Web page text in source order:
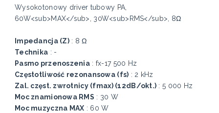
Wysokotonowy driver tubowy PA,
60W<sub>MAX</sub>, 30W<sub>RMS</sub>, 8Ω
Impedancja (Z): 8 Ω
Technika : -
Pasmo przenoszenia : fx-17 500 Hz
Częstotliwość rezonansowa (fs) : 2 kHz
Zal. częst. zwrotnicy (fmax) (12dB/okt.) : 5 000 Hz
Moc znamionowa RMS : 30 W
Moc muzyczna MAX : 60 W